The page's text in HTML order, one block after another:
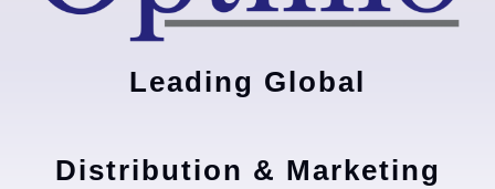
Leading Global
Distribution & Marketing